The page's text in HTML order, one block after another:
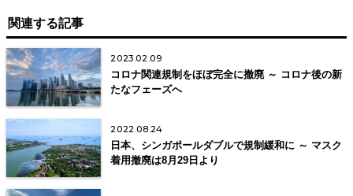
関連する記事
2023.02.09
コロナ関連規制をほぼ完全に撤廃 ～ コロナ後の新
たなフェーズへ
2022.08.24
日本、シンガポールダブルで規制緩和に ～ マスク
着用撤廃は8月29日より